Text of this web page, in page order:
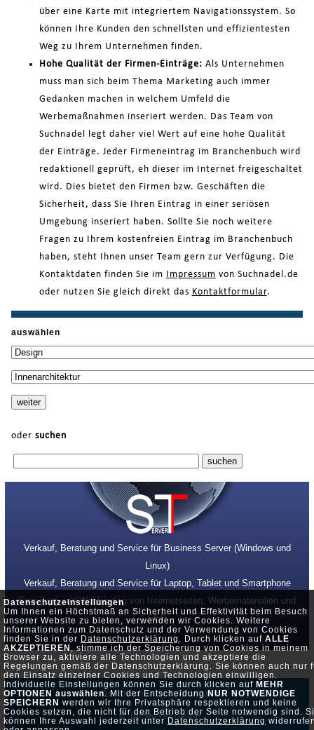
Datenschutzeinstellungen
Um Ihnen ein Höchstmaß an Sicherheit und Effektivität beim Besuch
unserer Website zu bieten, verwenden wir Cookies. Weitere
Informationen zum Datenschutz und der Verwendung von Cookies
finden Sie in der Datenschutzerklärung . Durch klicken auf ALLE
AKZEPTIEREN, stimme ich der Speicherung von Cookies in meinem
Browser zu, aktiviere alle Technologien und akzeptiere die
Regelungen gemäß der Datenschutzerklärung. Sie können auch nur
den Einsatz einzelner Cookies und Technologien einwilligen.
Individuelle Einstellungen können Sie durch klicken auf MEHR
OPTIONEN auswählen. Mit der EntscheidungNUR NOTWENDIGE
SPEICHERN werden wir Ihre Privatsphäre respektieren und keine
Cookies setzen, die nicht für den Betrieb der Seite notwendig sind.
können Ihre Auswahl jederzeit unterDatenschutzerklärung
über eine Karte mit integriertem Navigationssystem. So
können Ihre Kunden den schnellsten und effizientesten
Weg zu Ihrem Unternehmen finden.
Hohe Qualität der Firmen-Einträge: Als Unternehmen
muss man sich beim Thema Marketing auch immer
Gedanken machen in welchem Umfeld die
Werbemaßnahmen inseriert werden. Das Team von
Suchnadel legt daher viel Wert auf eine hohe Qualität
der Einträge. Jeder Firmeneintrag im Branchenbuch wird
redaktionell geprüft, eh dieser im Internet freigeschaltet
wird. Dies bietet den Firmen bzw. Geschäften die
Sicherheit, dass Sie Ihren Eintrag in einer seriösen
Umgebung inseriert haben. Sollte Sie noch weitere
Fragen zu Ihrem kostenfreien Eintrag im Branchenbuch
haben, steht Ihnen unser Team gern zur Verfügung. Die
Kontaktdaten finden Sie im
Impressum von Suchnadel.de
oder nutzen Sie gleich direkt das Kontaktformular.
auswählen
oder suchen
Verkauf, Beratung und Service für Business Server (Windows und
Linux)
Verkauf, Beratung und Service für Laptop, Tablet und Smartphone
Erstellung und Webhosting von Internetseiten, Werbematerialien und
SEO
Datenschutz •Impressum
© by Server-Team